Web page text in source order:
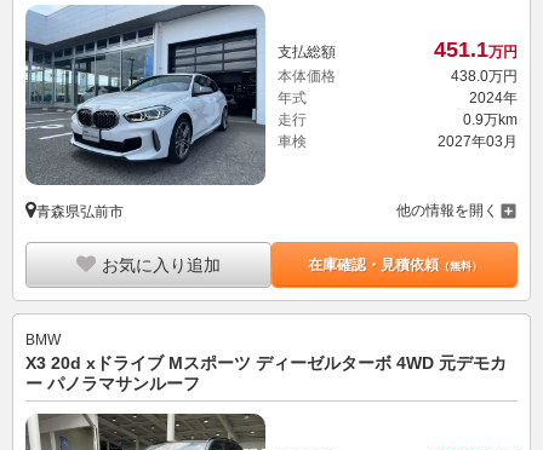
支払総額 451.1万円
本体価格
438.0万円
年式
2024年
走行
0.9万km
車検
2027年03月
青森県弘前市 他の情報を開く
お気に入り追加 在庫確認・見積依頼（無料）
BMW
X3 20d xドライブ Mスポーツ ディーゼルターボ 4WD 元デモカ
ー パノラマサンルーフ